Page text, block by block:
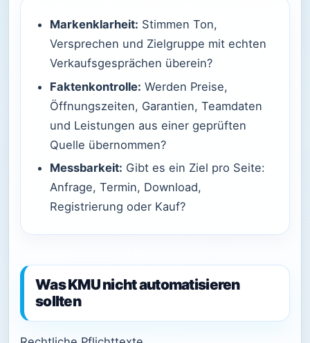
Markenklarheit: Stimmen Ton,
Versprechen und Zielgruppe mit echten
Verkaufsgesprächen überein?
Faktenkontrolle: Werden Preise,
Öffnungszeiten, Garantien, Teamdaten
und Leistungen aus einer geprüften
Quelle übernommen?
Messbarkeit: Gibt es ein Ziel pro Seite:
Anfrage, Termin, Download,
Registrierung oder Kauf?
Was KMU nicht automatisieren
sollten